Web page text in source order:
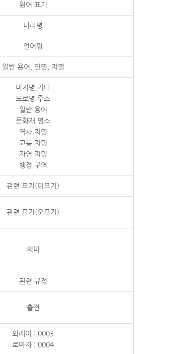
원어 표기
나라명
언어명
일반 용어, 인명, 지명
미지명,기타
도로명 주소
일반 용어
문화재 명소
역사 지명
교통 지명
자연 지명
행정 구역
관련 표기(이표기)
관련 표기(오표기)
의미
관련 규정
출전
외래어 : 0003
로마자 : 0004